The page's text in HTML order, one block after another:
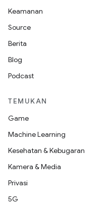
Keamanan
Source
Berita
Blog
Podcast
TEMUKAN
Game
Machine Learning
Kesehatan & Kebugaran
Kamera & Media
Privasi
5G